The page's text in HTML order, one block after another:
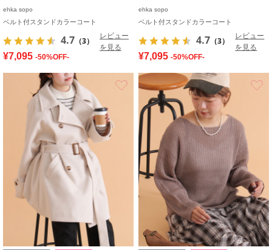
ehka sopo
ベルト付スタンドカラーコート
4.7 （3）
レビュー
を見る
¥7,095 -50%OFF-
ehka sopo
ベルト付スタンドカラーコート
4.7 （3）
レビュー
を見る
¥7,095 -50%OFF-
お気に入り